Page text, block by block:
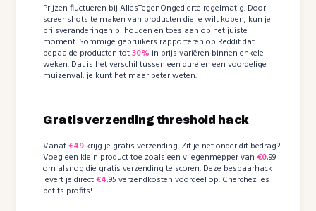
Prijzen fluctueren bij AllesTegenOngedierte regelmatig. Door
screenshots te maken van producten die je wilt kopen, kun je
prijsveranderingen bijhouden en toeslaan op het juiste
moment. Sommige gebruikers rapporteren op Reddit dat
bepaalde producten tot30% in prijs variëren binnen enkele
weken. Dat is het verschil tussen een dure en een voordelige
muizenval; je kunt het maar beter weten.
Gratis verzending threshold hack
Vanaf€49 krijg je gratis verzending. Zit je net onder dit bedrag?
Voeg een klein product toe zoals een vliegenmepper van€0,99
om alsnog die gratis verzending te scoren. Deze bespaarhack
levert je direct€4,95 verzendkosten voordeel op. Cherchez les
petits profits!